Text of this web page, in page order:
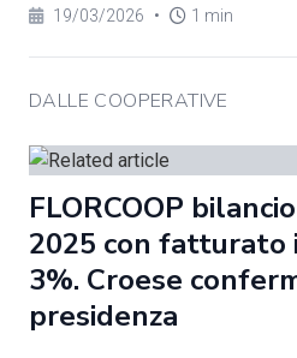
19/03/2026 • 1 min
DALLE COOPERATIVE
FLORCOOP
2025 con fatturato
3%. Croese
presidenza